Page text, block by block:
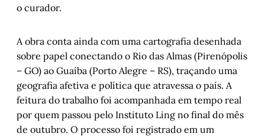
o curador.
A obra conta ainda com uma cartografia desenhada
sobre papel conectando o Rio das Almas (Pirenópolis
– GO) ao Guaíba (Porto Alegre – RS), traçando uma
geografia afetiva e política que atravessa o país. A
feitura do trabalho foi acompanhada em tempo real
por quem passou pelo Instituto Ling no final do mês
de outubro. O processo foi registrado em um